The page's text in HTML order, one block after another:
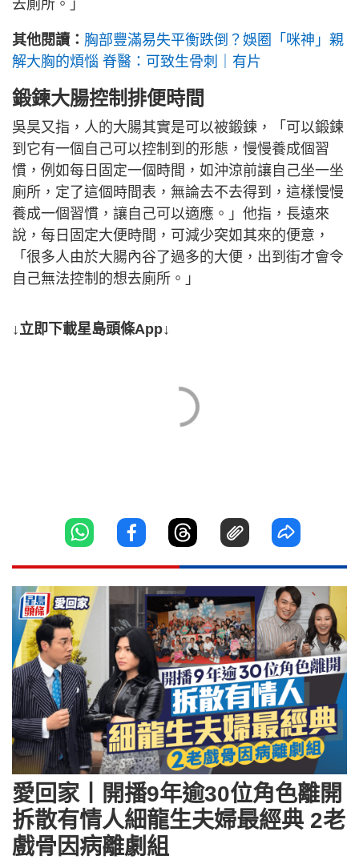
去廁所。」
其他閱讀： 胸部豐滿易失平衡跌倒？娛圈「咪神」親
解大胸的煩惱 脊醫：可致生骨刺｜有片
鍛鍊大腸控制排便時間
吳昊又指，人的大腸其實是可以被鍛鍊，「可以鍛鍊
到它有一個自己可以控制到的形態，慢慢養成個習
慣，例如每日固定一個時間，如沖涼前讓自己坐一坐
廁所，定了這個時間表，無論去不去得到，這樣慢慢
養成一個習慣，讓自己可以適應。」他指，長遠來
說，每日固定大便時間，可減少突如其來的便意，
「很多人由於大腸內谷了過多的大便，出到街才會令
自己無法控制的想去廁所。」
↓立即下載星島頭條App↓
愛回家丨開播9年逾30位角色離開
拆散有情人細龍生夫婦最經典 2老
戲骨因病離劇組